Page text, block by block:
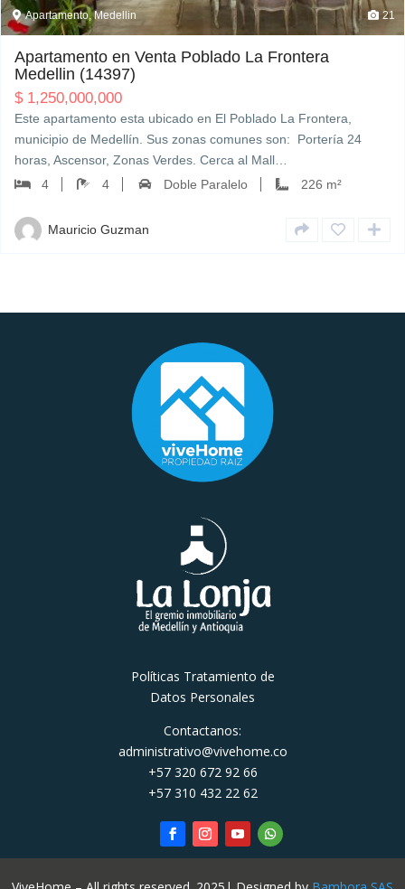
Apartamento, Medellin 21
Apartamento en Venta Poblado La Frontera
Medellin (14397)
$ 1,250,000,000
Este apartamento esta ubicado en El Poblado La Frontera,
municipio de Medellín. Sus zonas comunes son: Portería 24
horas, Ascensor, Zonas Verdes. Cerca al Mall…
4
4 Doble Paralelo 226 m²
Mauricio Guzman
Políticas Tratamiento de
Datos Personales
Contactanos:
administrativo@vivehome.co
+57 320 672 92 66
+57 310 432 22 62